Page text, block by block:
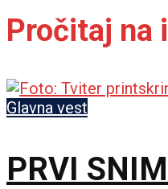
Pročitaj na
Glavna vest
PRVI